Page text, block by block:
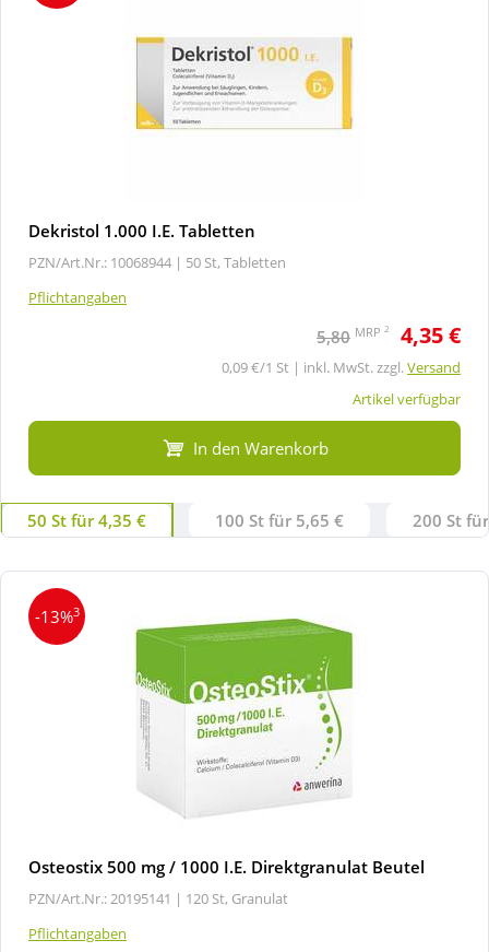
Dekristol 1.000 I.E. Tabletten
PZN/Art.Nr.: 10068944 | 50 St, Tabletten
Pflichtangaben
5,80 MRP 2 4,35 €
0,09 €/1 St | inkl. MwSt. zzgl.Versand
Artikel verfügbar
In den Warenkorb
50 St für 4,35 € 100 St für 5,65 € 200 St
-13%3
Osteostix 500 mg / 1000 I.E. Direktgranulat Beutel
PZN/Art.Nr.: 20195141 | 120 St, Granulat
Pflichtangaben